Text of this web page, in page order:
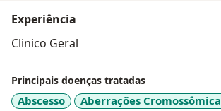
Experiência
Clinico Geral
Principais doenças tratadas
Abscesso
Aberrações